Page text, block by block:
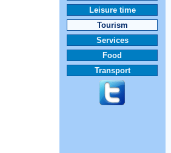
Leisure time
Tourism
Services
Food
Transport